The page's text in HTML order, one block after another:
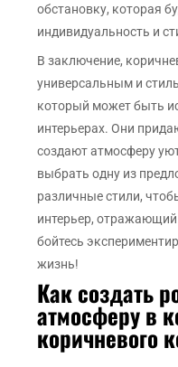
обстановку, которая
индивидуальность и
В заключение,
универсальным и
который может быть
интерьерах. Они
создают атмосферу
выбрать одну из
различные стили,
интерьер,
бойтесь
жизнь!
Как создать
атмосферу в
коричневого